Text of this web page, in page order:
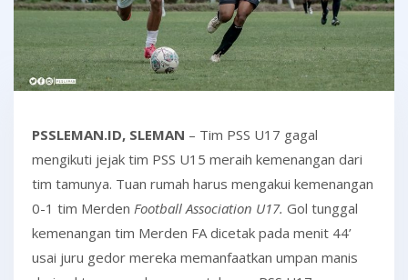
PSSLEMAN.ID, SLEMAN – Tim PSS U17 gagal
mengikuti jejak tim PSS U15 meraih kemenangan dari
tim tamunya. Tuan rumah harus mengakui kemenangan
0-1 tim Merden Football Association U17. Gol tunggal
kemenangan tim Merden FA dicetak pada menit 44’
usai juru gedor mereka memanfaatkan umpan manis